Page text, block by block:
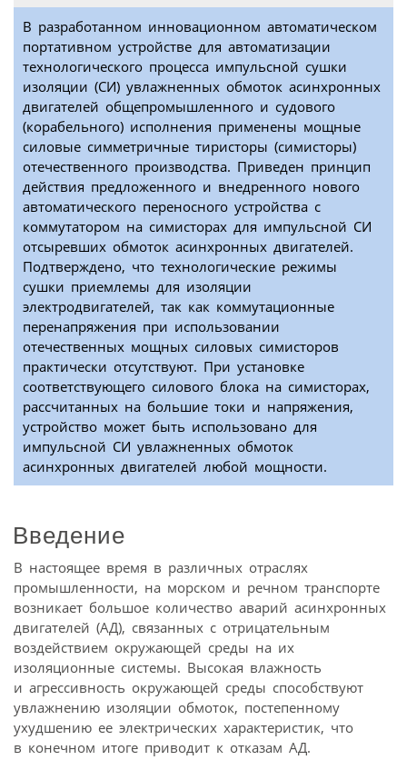
В разработанном инновационном автоматическом
портативном устройстве для автоматизации
технологического процесса импульсной сушки
изоляции (СИ) увлажненных обмоток асинхронных
двигателей общепромышленного и судового
(корабельного) исполнения применены мощные
силовые симметричные тиристоры (симисторы)
отечественного производства. Приведен принцип
действия предложенного и внедренного нового
автоматического переносного устройства с
коммутатором на симисторах для импульсной СИ
отсыревших обмоток асинхронных двигателей.
Подтверждено, что технологические режимы
сушки приемлемы для изоляции
электродвигателей, так как коммутационные
перенапряжения при использовании
отечественных мощных силовых симисторов
практически отсутствуют. При установке
соответствующего силового блока на симисторах,
рассчитанных на большие токи и напряжения,
устройство может быть использовано для
импульсной СИ увлажненных обмоток
асинхронных двигателей любой мощности.
Введение
В настоящее время в различных отраслях
промышленности, на морском и речном транспорте
возникает большое количество аварий асинхронных
двигателей (АД), связанных с отрицательным
воздействием окружающей среды на их
изоляционные системы. Высокая влажность
и агрессивность окружающей среды способствуют
увлажнению изоляции обмоток, постепенному
ухудшению ее электрических характеристик, что
в конечном итоге приводит к отказам АД.